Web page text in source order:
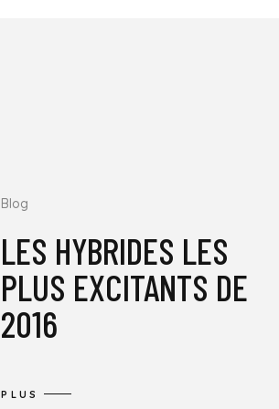
Blog
LES HYBRIDES LES
PLUS EXCITANTS DE
2016
PLUS